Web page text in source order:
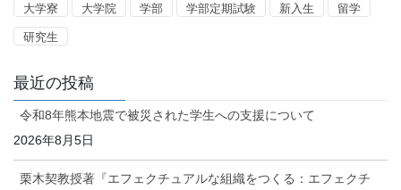
大学寮 大学院 学部 学部定期試験 新入生 留学
研究生
最近の投稿
令和8年熊本地震で被災された学生への支援について
2026年8月5日
栗木契教授著『エフェクチュアルな組織をつくる：エフェクチ